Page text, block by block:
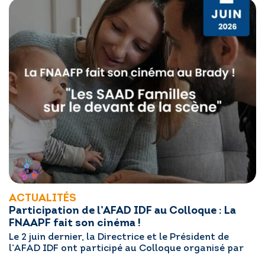
ACTUALITÉS
Participation de l’AFAD IDF au Colloque : La
FNAAPF fait son cinéma !
Le 2 juin dernier, la Directrice et le Président de
l’AFAD IDF ont participé au Colloque organisé par